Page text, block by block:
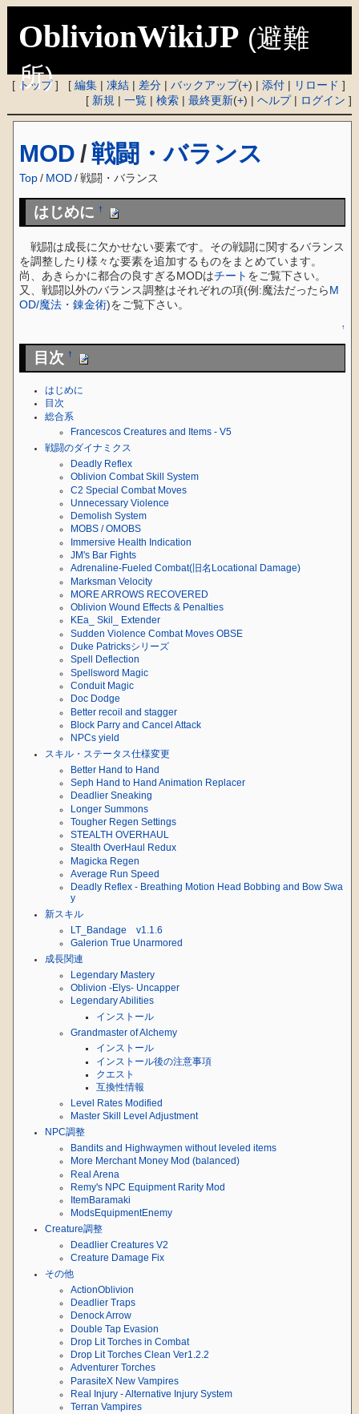
OblivionWikiJP (避難
所)
[ トップ] [編集 |凍結 | 差分 |バックアップ(+) |添付 | リロード ]
[ 新規 |一覧 |検索 |最終更新(+) |ヘルプ| ログイン ]
MOD /戦闘・バランス
Top / MOD/戦闘・バランス
はじめに†
戦闘は成長に欠かせない要素です。その戦闘に関するバランス
を調整したり様々な要素を追加するものをまとめています。
尚、あきらかに都合の良すぎるMODはチート をご覧下さい。
又、戦闘以外のバランス調整はそれぞれの項(例:魔法だったらM
OD/魔法・錬金術)をご覧下さい。
↑
目次†
はじめに
目次
総合系
Francescos Creatures and Items - V5
戦闘のダイナミクス
Deadly Reflex
Oblivion Combat Skill System
C2 Special Combat Moves
Unnecessary Violence
Demolish System
MOBS / OMOBS
Immersive Health Indication
JM's Bar Fights
Adrenaline-Fueled Combat(旧名Locational Damage)
Marksman Velocity
MORE ARROWS RECOVERED
Oblivion Wound Effects & Penalties
KEa_ Skil_ Extender
Sudden Violence Combat Moves OBSE
Duke Patricksシリーズ
Spell Deflection
Spellsword Magic
Conduit Magic
Doc Dodge
Better recoil and stagger
Block Parry and Cancel Attack
NPCs yield
スキル・ステータス仕様変更
Better Hand to Hand
Seph Hand to Hand Animation Replacer
Deadlier Sneaking
Longer Summons
Tougher Regen Settings
STEALTH OVERHAUL
Stealth OverHaul Redux
Magicka Regen
Average Run Speed
Deadly Reflex - Breathing Motion Head Bobbing and Bow Swa
y
新スキル
LT_Bandage v1.1.6
Galerion True Unarmored
成長関連
Legendary Mastery
Oblivion -Elys- Uncapper
Legendary Abilities
インストール
Grandmaster of Alchemy
インストール
インストール後の注意事項
クエスト
互換性情報
Level Rates Modified
Master Skill Level Adjustment
NPC調整
Bandits and Highwaymen without leveled items
More Merchant Money Mod (balanced)
Real Arena
Remy's NPC Equipment Rarity Mod
ItemBaramaki
ModsEquipmentEnemy
Creature調整
Deadlier Creatures V2
Creature Damage Fix
その他
ActionOblivion
Deadlier Traps
Denock Arrow
Double Tap Evasion
Drop Lit Torches in Combat
Drop Lit Torches Clean Ver1.2.2
Adventurer Torches
ParasiteX New Vampires
Real Injury - Alternative Injury System
Terran Vampires